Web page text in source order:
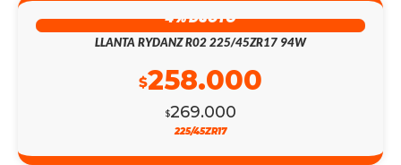
4% DSCTO
LLANTA RYDANZ R02 225/45ZR17 94W
$269.000
$258.000
225/45ZR17